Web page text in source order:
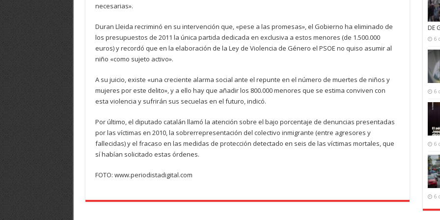
necesarias».
Duran Lleida recriminó en su intervención que, «pese a las promesas», el Gobierno ha eliminado de
los presupuestos de 2011 la única partida dedicada en exclusiva a estos menores (de 1.500.000
euros) y recordó que en la elaboración de la Ley de Violencia de Género el PSOE no quiso asumir al
niño «como sujeto activo».
A su juicio, existe «una creciente alarma social ante el repunte en el número de muertes de niños y
mujeres por este delito», y a ello hay que añadir los 800.000 menores que se estima conviven con
esta violencia y sufrirán sus secuelas en el futuro, indicó.
Por último, el diputado catalán llamó la atención sobre el bajo porcentaje de denuncias presentadas
por las víctimas en 2010, la sobrerrepresentación del colectivo inmigrante (entre agresores y
fallecidas) y el fracaso en las medidas de protección detectado en seis de las víctimas mortales, que
sí habían solicitado estas órdenes.
FOTO: www.periodistadigital.com
DE
6
6
6
6